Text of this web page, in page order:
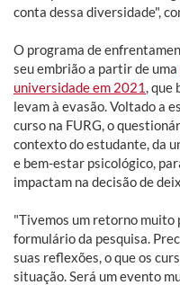
conta dessa diversidade",
O programa de
seu embrião a partir de uma
universidade em 2021 ,
levam à evasão. Voltado a
curso na FURG, o
contexto do estudante, da
e bem-estar psicológico,
impactam na decisão de
"Tivemos um retorno muito
formulário da pesquisa.
suas reflexões, o que os
situação. Será um evento